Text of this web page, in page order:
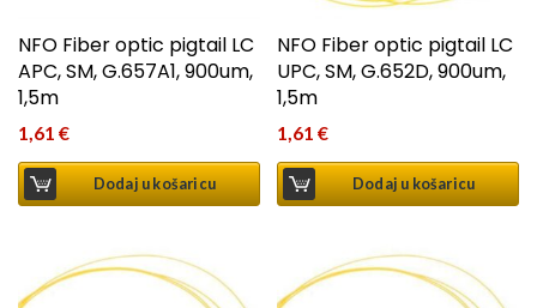
NFO Fiber optic pigtail LC
APC, SM, G.657A1, 900um,
1,5m
1,61 €
Dodaj u košaricu
NFO Fiber optic pigtail LC
UPC, SM, G.652D, 900um,
1,5m
1,61€
Dodaj u košaricu